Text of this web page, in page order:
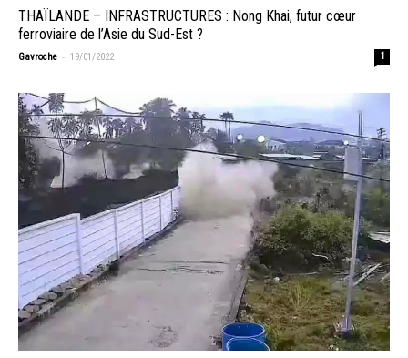
THAÏLANDE – INFRASTRUCTURES : Nong Khai, futur cœur
ferroviaire de l’Asie du Sud-Est ?
Gavroche - 19/01/2022 1